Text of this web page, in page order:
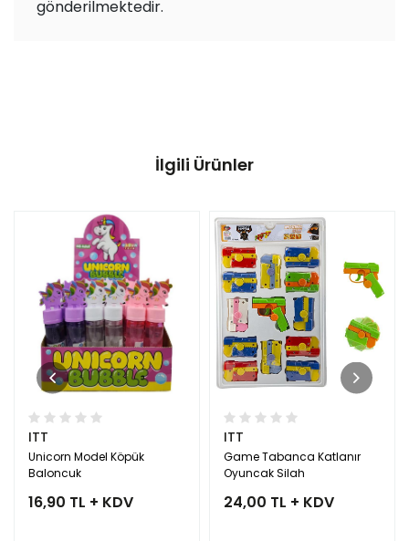
gönderilmektedir.
İlgili Ürünler
ITT
Unicorn Model Köpük
Baloncuk
16,90 TL + KDV
ITT
Game Tabanca Katlanır
Oyuncak Silah
24,00 TL + KDV